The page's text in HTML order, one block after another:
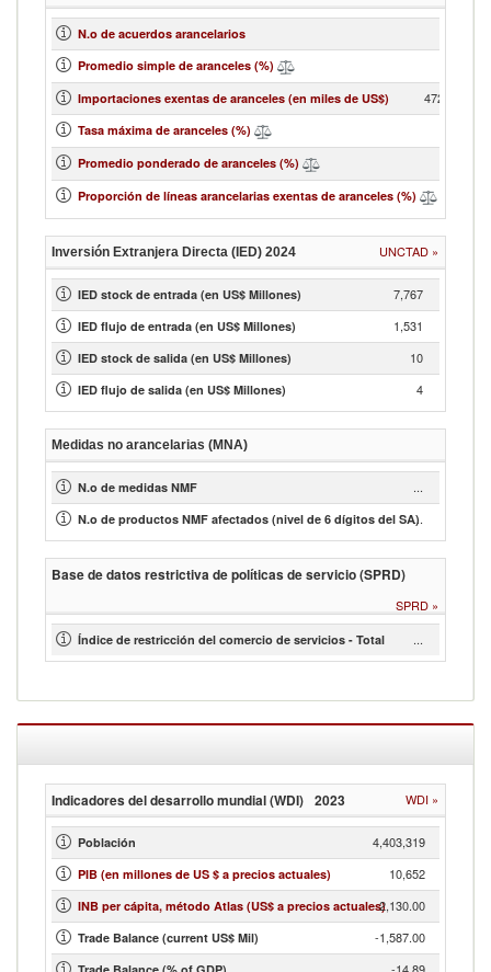
N.o de acuerdos arancelarios
Promedio simple de aranceles (%)
Importaciones exentas de aranceles (en miles de US$) 472,073.21
Tasa máxima de aranceles (%)
Promedio ponderado de aranceles (%)
Proporción de líneas arancelarias exentas de aranceles (%)
Inversión Extranjera Directa (IED) 2024 UNCTAD »
IED stock de entrada (en US$ Millones) 7,767
IED flujo de entrada (en US$ Millones) 1,531
IED stock de salida (en US$ Millones) 10
IED flujo de salida (en US$ Millones) 4
Medidas no arancelarias (MNA)
N.o de medidas NMF ...
N.o de productos NMF afectados (nivel de 6 dígitos del SA)...
Base de datos restrictiva de políticas de servicio (SPRD)
SPRD »
Índice de restricción del comercio de servicios - Total ...
Indicadores del desarrollo mundial (WDI) 2023 WDI »
Población 4,403,319
PIB (en millones de US $ a precios actuales) 10,652
INB per cápita, método Atlas (US$ a precios actuales)2,130.00
Trade Balance (current US$ Mil) -1,587.00